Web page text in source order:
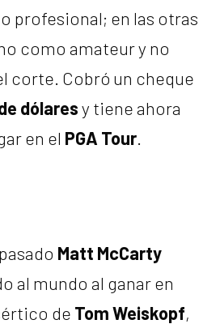
profesional; en las otras
como amateur y no
corte. Cobró un cheque
dólaresy tiene ahora
en el PGA Tour
Matt McCarty
al mundo al ganar en
de Tom Weiskopf,